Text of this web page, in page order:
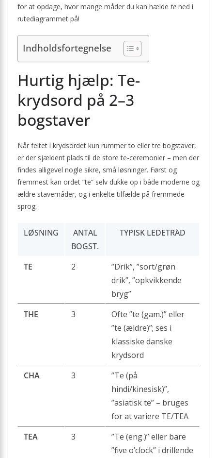
for at opdage, hvor mange måder du kan hælde te ned i
rutediagrammet på!
Indholdsfortegnelse
Hurtig hjælp: Te-
krydsord på 2–3
bogstaver
Når feltet i krydsordet kun rummer to eller tre bogstaver,
er der sjældent plads til de store te-ceremonier – men der
findes alligevel nogle sikre, små løsninger. Først og
fremmest kan ordet ”te” selv dukke op i både moderne og
ældre stavemåder, og i enkelte tilfælde på fremmede
sprog.
LØSNING
ANTAL
BOGST.
TYPISK LEDETRÅD
TE 2
”Drik”, ”sort/grøn
drik”, ”opkvikkende
bryg”
THE
3
Ofte ”te (gam.)” eller
”te (ældre)”; ses i
klassiske danske
krydsord
CHA
3
”Te (på
hindi/kinesisk)”,
”asiatisk te” – bruges
for at variere TE/TEA
TEA
3
”Te (eng.)” eller bare
”five o’clock” i drillende